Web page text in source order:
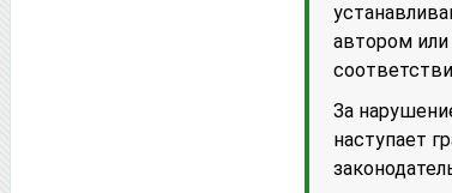
автором
За
наступает